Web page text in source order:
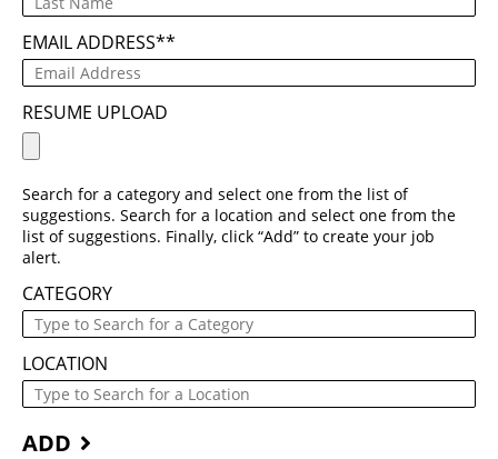
EMAIL ADDRESS*
RESUME UPLOAD
Search for a category and select one from the list of
suggestions. Search for a location and select one from the
list of suggestions. Finally, click “Add” to create your job
alert.
CATEGORY
LOCATION
ADD